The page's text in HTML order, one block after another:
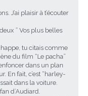
J’ai plaisir à t’écouter
” Vos plus belles
tu citais comme
du film “Le pacha”
dans un plan
En fait, c’est “harley-
dans la voiture.
d’Audiard.